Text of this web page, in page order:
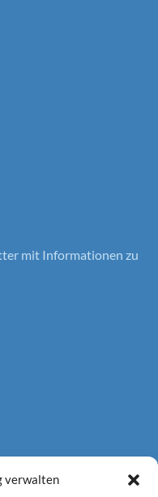
verwalten
mit Informationen zu